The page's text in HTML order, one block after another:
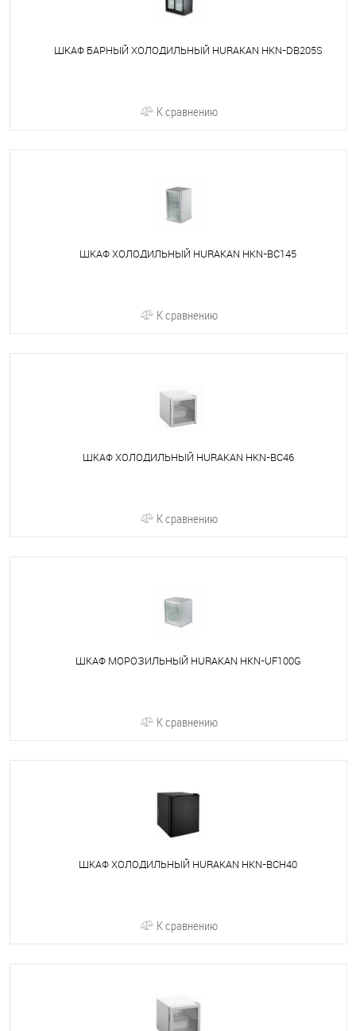
ШКАФ БАРНЫЙ ХОЛОДИЛЬНЫЙ HURAKAN HKN-DB205S
К сравнению
ШКАФ ХОЛОДИЛЬНЫЙ HURAKAN HKN-BC145
К сравнению
ШКАФ ХОЛОДИЛЬНЫЙ HURAKAN HKN-BC46
К сравнению
ШКАФ МОРОЗИЛЬНЫЙ HURAKAN HKN-UF100G
К сравнению
ШКАФ ХОЛОДИЛЬНЫЙ HURAKAN HKN-BCH40
К сравнению